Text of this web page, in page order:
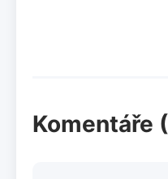
Komentáře